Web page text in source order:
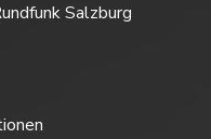
Salzburg